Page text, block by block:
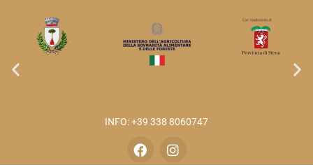
INFO: +39 338 8060747